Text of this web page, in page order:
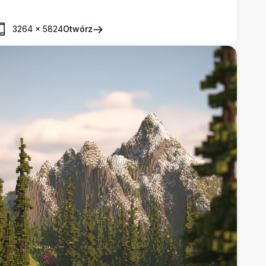
Dostosowana do urządzeń mobilnych, ta obraz o
3264× 5824Otwórz